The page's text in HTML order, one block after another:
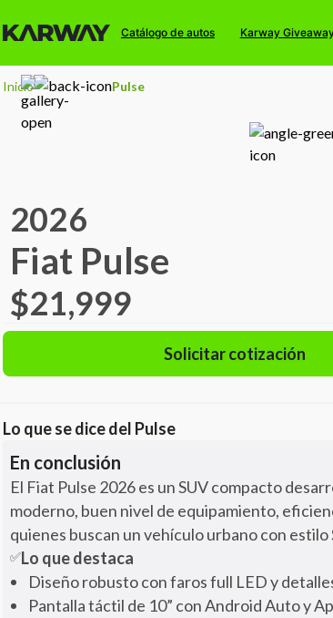
Catálogo de autos Karway
Inicio Pulse
2026
Fiat Pulse
$21,999
Solicitar cotización
Lo que se dice del Pulse
En conclusión
El Fiat Pulse 2026 es un SUV compacto
moderno, buen nivel de equipamiento,
quienes buscan un vehículo urbano con
✅Lo que destaca
Diseño robusto con faros full LED y
Pantalla táctil de 10” con Android Auto y